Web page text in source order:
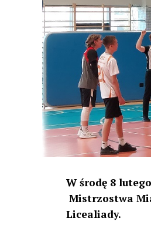
W środę 8
Mistrzostwa
Licealiady.